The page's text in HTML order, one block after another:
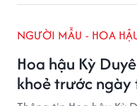
Hoa hậu Kỳ
khoẻ trước ngày
NGƯỜI MẪU - HOA